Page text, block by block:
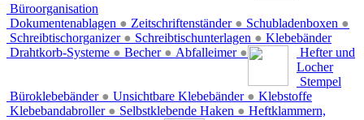
Büroorganisation
Dokumentenablagen ● Zeitschriftenständer ● Schubladenboxen ●
Schreibtischorganizer ● Schreibtischunterlagen ●
Drahtkorb-Systeme ● Becher ● Abfalleimer ●
Klebebänder
Büroklebebänder ● Unsichtbare Klebebänder ●
Klebebandabroller ● Selbstklebende Haken ●
Hefter und
Locher
Stempel
Klebstoffe
Heftklammern,